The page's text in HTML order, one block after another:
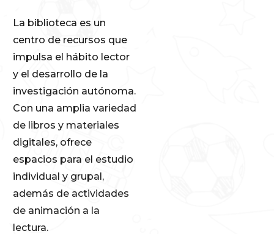
La biblioteca es un
centro de recursos que
impulsa el hábito lector
y el desarrollo de la
investigación autónoma.
Con una amplia variedad
de libros y materiales
digitales, ofrece
espacios para el estudio
individual y grupal,
además de actividades
de animación a la
lectura.